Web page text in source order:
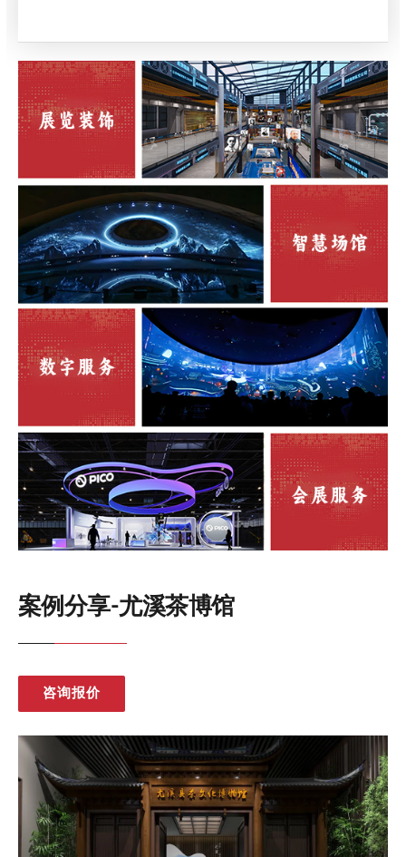
案例分享-尤溪茶博馆
咨询报价